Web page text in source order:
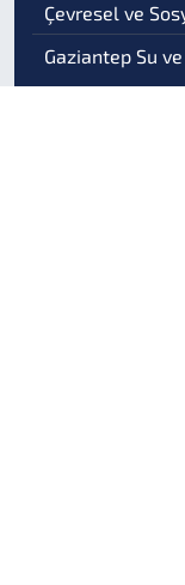
Çevresel ve
Gaziantep Su